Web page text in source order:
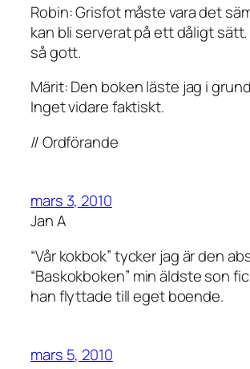
Robin: Grisfot måste vara det
kan bli serverat på ett dåligt sätt.
så gott.
Märit: Den boken läste jag i
Inget vidare faktiskt.
// Ordförande
mars 3, 2010
Jan A
“Vår kokbok” tycker jag är den
“Baskokboken” min äldste son
han flyttade till eget boende.
mars 5, 2010